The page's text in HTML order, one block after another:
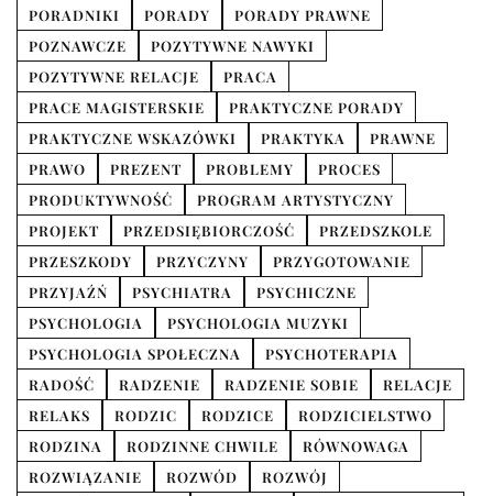
PORADNIKI PORADY
PORADY PRAWNE
POZNAWCZE
POZYTYWNE NAWYKI
POZYTYWNE RELACJE
PRACA
PRACE MAGISTERSKIE
PRAKTYCZNE PORADY
PRAKTYCZNE WSKAZÓWKI
PRAKTYKA
PRAWNE
PRAWO
PREZENT PROBLEMY
PROCES
PRODUKTYWNOŚĆ
PROGRAM ARTYSTYCZNY
PROJEKT
PRZEDSIĘBIORCZOŚĆ
PRZEDSZKOLE
PRZESZKODY
PRZYCZYNY
PRZYGOTOWANIE
PRZYJAŹŃ
PSYCHIATRA
PSYCHICZNE
PSYCHOLOGIA
PSYCHOLOGIA MUZYKI
PSYCHOLOGIA SPOŁECZNA
PSYCHOTERAPIA
RADOŚĆ
RADZENIE RADZENIE SOBIE
RELACJE
RELAKS
RODZIC RODZICE
RODZICIELSTWO
RODZINA
RODZINNE CHWILE
RÓWNOWAGA
ROZWIĄZANIE
ROZWÓD
ROZWÓJ